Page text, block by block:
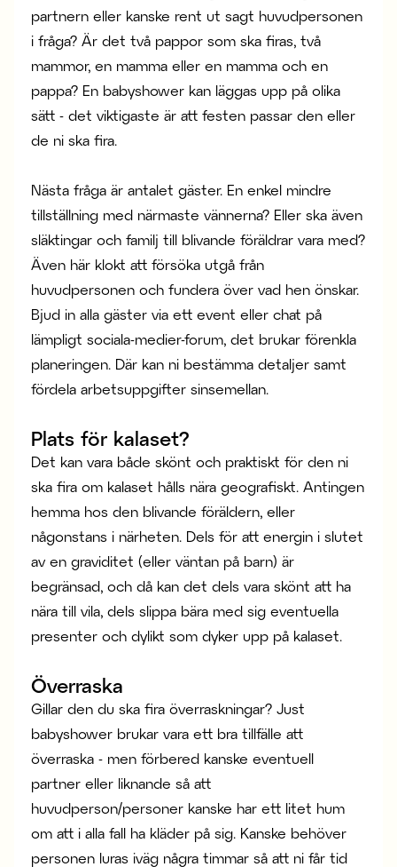
partnern eller kanske rent ut sagt huvudpersonen
i fråga? Är det två pappor som ska firas, två
mammor, en mamma eller en mamma och en
pappa? En babyshower kan läggas upp på olika
sätt - det viktigaste är att festen passar den eller
de ni ska fira.
Nästa fråga är antalet gäster. En enkel mindre
tillställning med närmaste vännerna? Eller ska även
släktingar och familj till blivande föräldrar vara med?
Även här klokt att försöka utgå från
huvudpersonen och fundera över vad hen önskar.
Bjud in alla gäster via ett event eller chat på
lämpligt sociala-medier-forum, det brukar förenkla
planeringen. Där kan ni bestämma detaljer samt
fördela arbetsuppgifter sinsemellan.
Plats för kalaset?
Det kan vara både skönt och praktiskt för den ni
ska fira om kalaset hålls nära geografiskt. Antingen
hemma hos den blivande föräldern, eller
någonstans i närheten. Dels för att energin i slutet
av en graviditet (eller väntan på barn) är
begränsad, och då kan det dels vara skönt att ha
nära till vila, dels slippa bära med sig eventuella
presenter och dylikt som dyker upp på kalaset.
Överraska
Gillar den du ska fira överraskningar? Just
babyshower brukar vara ett bra tillfälle att
överraska - men förbered kanske eventuell
partner eller liknande så att
huvudperson/personer kanske har ett litet hum
om att i alla fall ha kläder på sig. Kanske behöver
personen luras iväg några timmar så att ni får tid